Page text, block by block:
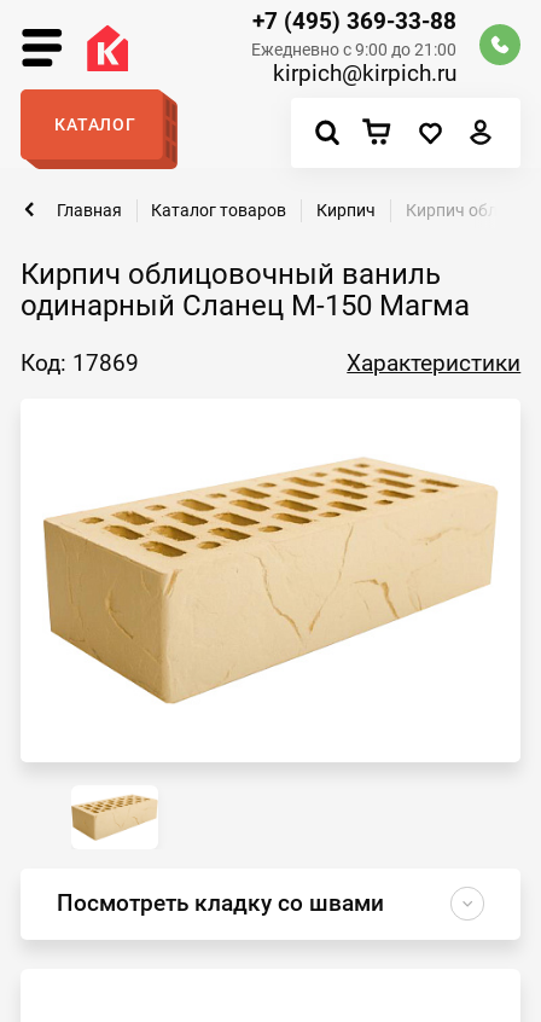
+7 (495) 369-33-88
Ежедневно с 9:00 до 21:00
kirpich@kirpich.ru
КАТАЛОГ
Кирпич облицовочный ваниль
одинарный Сланец М-150 Магма
Главная Каталог товаров Кирпич Кирпич
Код: 17869 Характеристики
Посмотреть кладку со швами